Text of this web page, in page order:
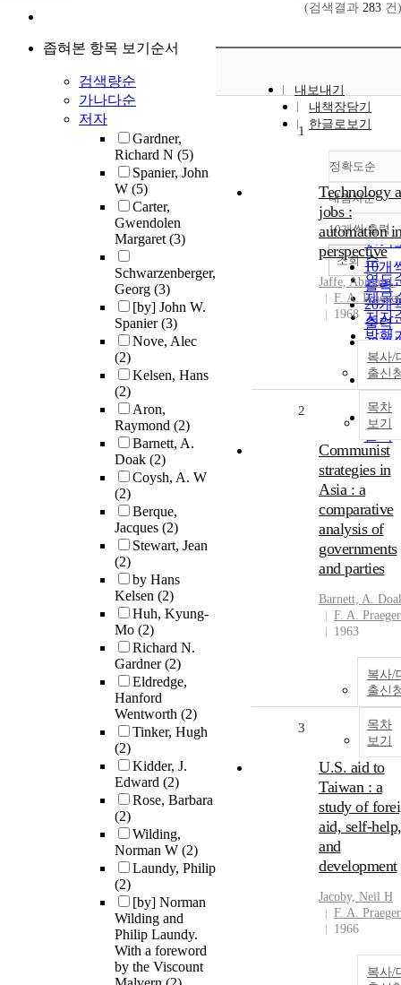
좁혀본 항목 보기순서
검색량순
가나다순
저자
Gardner,
Richard N (5)
Spanier, John
W (5)
Carter,
Gwendolen
Margaret(3)
Schwarzenberger,
Georg (3)
[by] John W.
Spanier(3)
Nove, Alec
(2)
Kelsen, Hans
(2)
Aron,
Raymond (2)
Barnett, A.
Doak (2)
Coysh, A. W
(2)
Berque,
Jacques (2)
Stewart, Jean
(2)
by Hans
Kelsen (2)
Huh, Kyung-
Mo (2)
Richard N.
Gardner(2)
Eldredge,
Hanford
Wentworth (2)
Tinker, Hugh
(2)
Kidder, J.
Edward (2)
Rose, Barbara
(2)
Wilding,
Norman W (2)
Laundy, Philip
(2)
[by] Norman
Wilding and
Philip Laundy.
With a foreword
by the Viscount
(검색결과 283 건)
내보내기
내책장담기
한글로보기
정확도순
정확
순
인기
순
연도
제목
저자
발행
관순
내림차순
내림
10개씩 출력
10개
출력
20개
출력
30개
출력
50개
출력
100
출력
조회
1
Technology
jobs :
automation
perspective
Jaffe, Abram J.
F. A. Praeger
1968
복사/
출신
목차
보기
2
Communist
strategies in
Asia : a
comparative
analysis of
governments
and parties
Barnett, A.
F. A. Praeger
1963
복사/
출신
목차
보기
3
U.S. aid to
Taiwan : a
study of
aid, self-help,
and
development
Jacoby, Neil H
F. A. Praeger
1966
복사/